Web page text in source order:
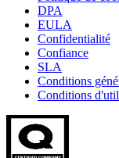
DPA
EULA
Confidentialité
Confiance
SLA
Conditions
Conditions